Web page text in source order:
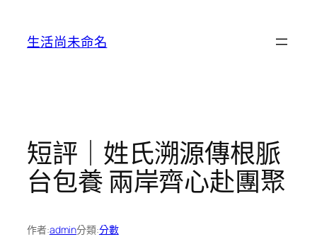
生活尚未命名
短評｜姓氏溯源傳根脈
台包養 兩岸齊心赴團聚
作者:admin分類:分數